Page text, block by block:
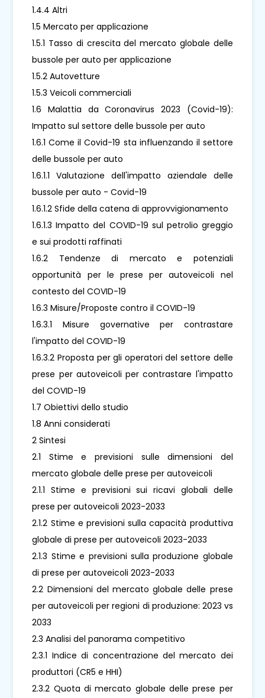
1.4.4 Altri
1.5 Mercato per applicazione
1.5.1 Tasso di crescita del mercato globale delle
bussole per auto per applicazione
1.5.2 Autovetture
1.5.3 Veicoli commerciali
1.6 Malattia da Coronavirus 2023 (Covid-19):
Impatto sul settore delle bussole per auto
1.6.1 Come il Covid-19 sta influenzando il settore
delle bussole per auto
1.6.1.1 Valutazione dell'impatto aziendale delle
bussole per auto - Covid-19
1.6.1.2 Sfide della catena di approvvigionamento
1.6.1.3 Impatto del COVID-19 sul petrolio greggio
e sui prodotti raffinati
1.6.2 Tendenze di mercato e potenziali
opportunità per le prese per autoveicoli nel
contesto del COVID-19
1.6.3 Misure/Proposte contro il COVID-19
1.6.3.1 Misure governative per contrastare
l'impatto del COVID-19
1.6.3.2 Proposta per gli operatori del settore delle
prese per autoveicoli per contrastare l'impatto
del COVID-19
1.7 Obiettivi dello studio
1.8 Anni considerati
2 Sintesi
2.1 Stime e previsioni sulle dimensioni del
mercato globale delle prese per autoveicoli
2.1.1 Stime e previsioni sui ricavi globali delle
prese per autoveicoli 2023-2033
2.1.2 Stime e previsioni sulla capacità produttiva
globale di prese per autoveicoli 2023-2033
2.1.3 Stime e previsioni sulla produzione globale
di prese per autoveicoli 2023-2033
2.2 Dimensioni del mercato globale delle prese
per autoveicoli per regioni di produzione: 2023 vs
2033
2.3 Analisi del panorama competitivo
2.3.1 Indice di concentrazione del mercato dei
produttori (CR5 e HHI)
2.3.2 Quota di mercato globale delle prese per